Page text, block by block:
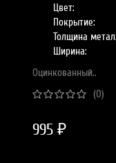
Цвет:
Покрытие:
Толщина
Ширина:
Оцинкованный..
(0)
995 ₽